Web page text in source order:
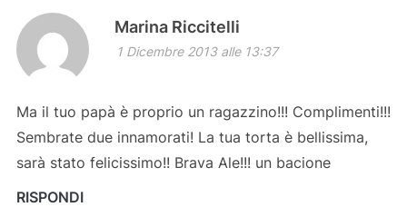
Marina Riccitelli
1 Dicembre 2013 alle 13:37
Ma il tuo papà è proprio un ragazzino!!! Complimenti!!!
Sembrate due innamorati! La tua torta è bellissima,
sarà stato felicissimo!! Brava Ale!!! un bacione
RISPONDI